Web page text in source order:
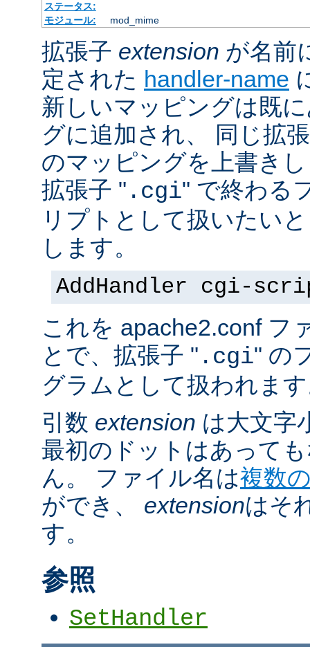
ステータス:
モジュール:
mod_mime
拡張子 extension が名前
定された handler-name
新しいマッピングは既
グに追加され、 同じ拡
のマッピングを上書き
拡張子 " .cgi" で終わる
リプトとして扱いたい
します。
AddHandler cgi-
これを apache2.conf フ
とで、拡張子 " .cgi" の
グラムとして扱われま
引数 extension は大文字
最初のドットはあって
ん。 ファイル名は複数
ができ、 extensionはそ
す。
参照
SetHandler